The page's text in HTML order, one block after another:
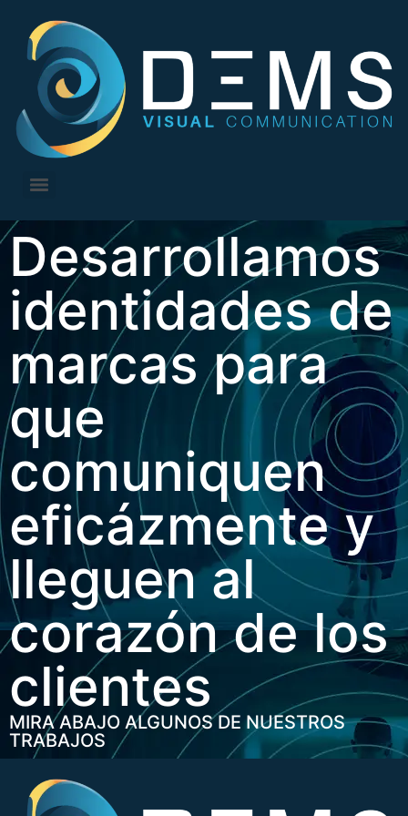
Desarrollamos
identidades de
marcas para
que
comuniquen
eficázmente y
lleguen al
corazón de los
clientes
MIRA ABAJO ALGUNOS DE NUESTROS
TRABAJOS